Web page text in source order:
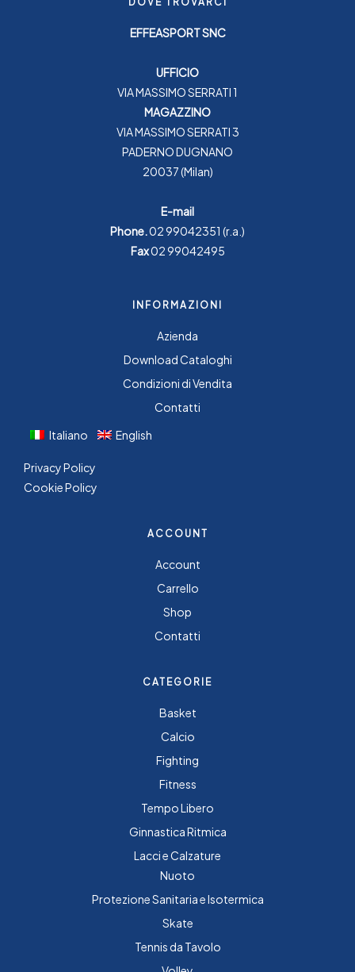
EFFEASPORT SNC
UFFICIO
VIA MASSIMO SERRATI 1
MAGAZZINO
VIA MASSIMO SERRATI 3
PADERNO DUGNANO
20037 (Milan)
E-mail
Phone.02 99042351 (r.a.)
Fax02 99042495
INFORMAZIONI
Azienda
Download Cataloghi
Condizioni di Vendita
Contatti
Italiano
English
Privacy Policy
Cookie Policy
ACCOUNT
Account
Carrello
Shop
Contatti
CATEGORIE
Basket
Calcio
Fighting
Fitness
Tempo Libero
Ginnastica Ritmica
Lacci e Calzature
Nuoto
Protezione Sanitaria e Isotermica
Skate
Tennis da Tavolo